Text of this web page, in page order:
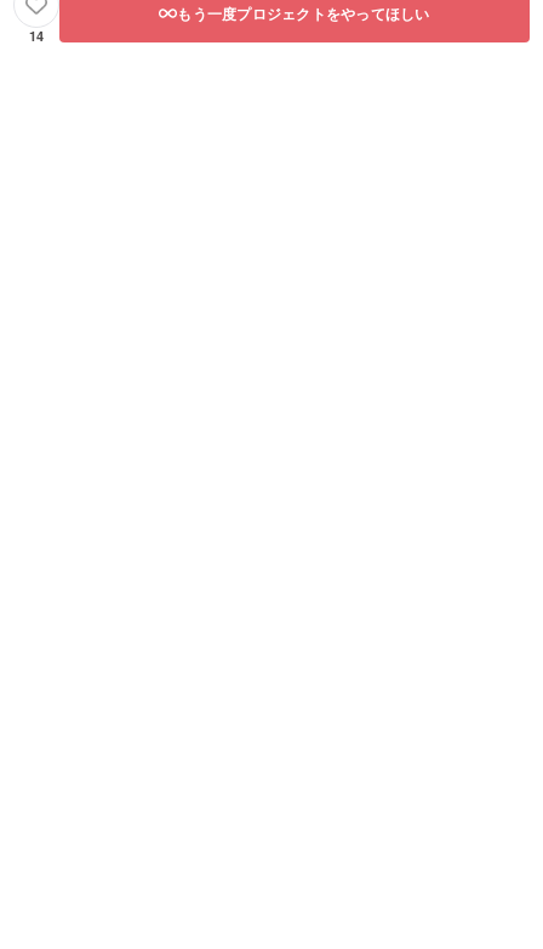
14
もう一度プロジェクトをやってほしい